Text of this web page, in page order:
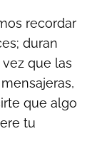
recordar
duran
que las
que algo
tu